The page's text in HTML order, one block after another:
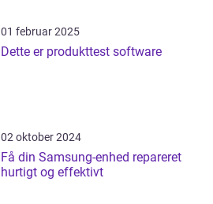
01 februar 2025
Dette er produkttest software
02 oktober 2024
Få din Samsung-enhed repareret
hurtigt og effektivt